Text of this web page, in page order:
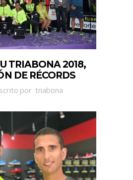
TRIABONA 2018,
DE RÉCORDS
por triabona